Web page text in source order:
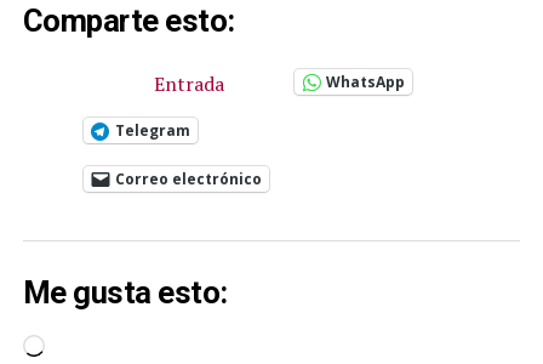
Comparte esto:
Entrada WhatsApp
Telegram
Correo electrónico
Me gusta esto:
Cargando...